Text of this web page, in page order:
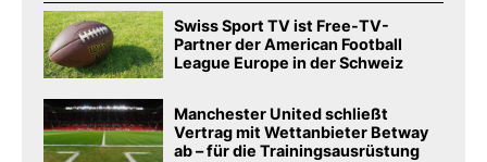
Swiss Sport TV ist Free-TV-
Partner der American Football
League Europe in der Schweiz
Manchester United schließt
Vertrag mit Wettanbieter Betway
ab – für die Trainingsausrüstung